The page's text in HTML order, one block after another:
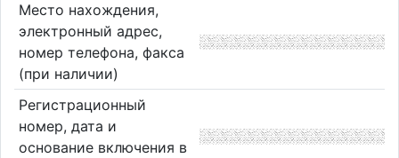
Место нахождения,
электронный адрес,
номер телефона, факса
(при наличии)
Регистрационный
номер, дата и
основание включения в